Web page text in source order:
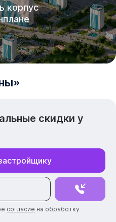
корпус
»
скидки у
согласие на обработку